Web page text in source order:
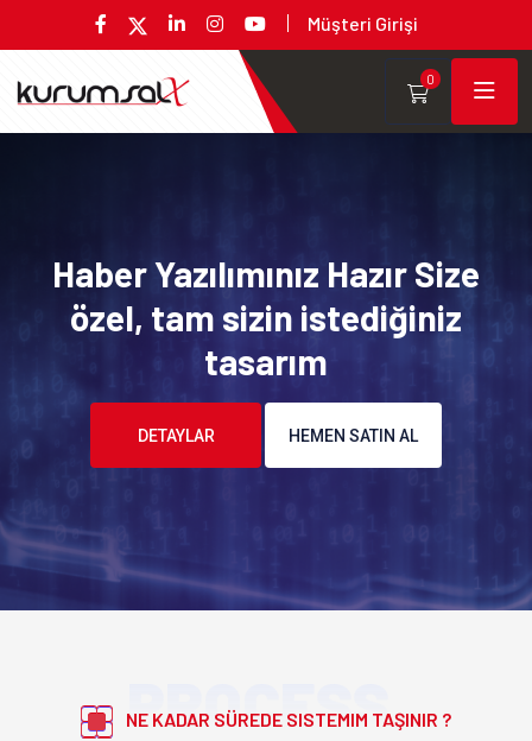
Müşteri Girişi
0
Haber Yazılımınız Hazır Size
özel, tam sizin istediğiniz
tasarım
DETAYLAR HEMEN SATIN AL
PROCESS
NE KADAR SÜREDE SISTEMIM TAŞINIR ?